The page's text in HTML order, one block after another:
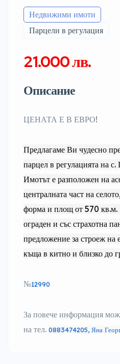
Недвижими имоти
Парцели в регулация
21.000 лв.
Описание
ЦЕНАТА Е В ЕВРО!
Предлагаме Ви чудесно
парцел в регулацията на
Имотът е разположен на
централната част на
форма и площ от 570
ограден и със страхотна
предложение за строеж на
къща в китно и близко до
№12990
За повече информация
на тел. 0883474205, Яна